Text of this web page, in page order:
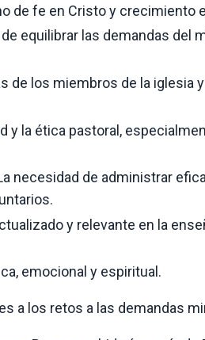
de fe en Cristo y crecimiento
equilibrar las demandas del
de los miembros de la iglesia
y la ética pastoral,
necesidad de administrar
y relevante en la
emocional y espiritual.
a los retos a las demandas